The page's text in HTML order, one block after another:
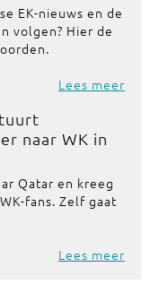
EK-nieuws en de
volgen? Hier de
Lees meer
naar WK in
Qatar en kreeg
fans. Zelf gaat
Lees meer